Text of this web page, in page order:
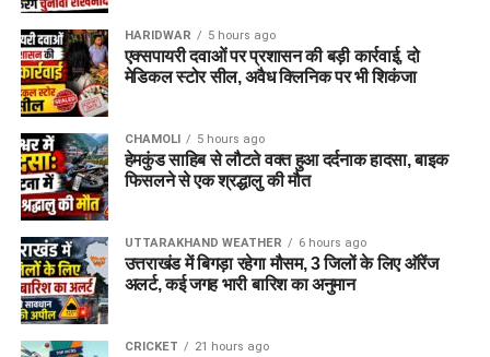
HARIDWAR 5 hours ago
एक्सपायरी दवाओं पर प्रशासन की बड़ी कार्रवाई, दो
मेडिकल स्टोर सील, अवैध क्लिनिक पर भी शिकंजा
CHAMOLI 5 hours ago
हेमकुंड साहिब से लौटते वक्त हुआ दर्दनाक हादसा, बाइक
फिसलने से एक श्रद्धालु की मौत
UTTARAKHAND WEATHER 6 hours ago
उत्तराखंड में बिगड़ा रहेगा मौसम, 3 जिलों के लिए ऑरेंज
अलर्ट, कई जगह भारी बारिश का अनुमान
CRICKET 21 hours ago